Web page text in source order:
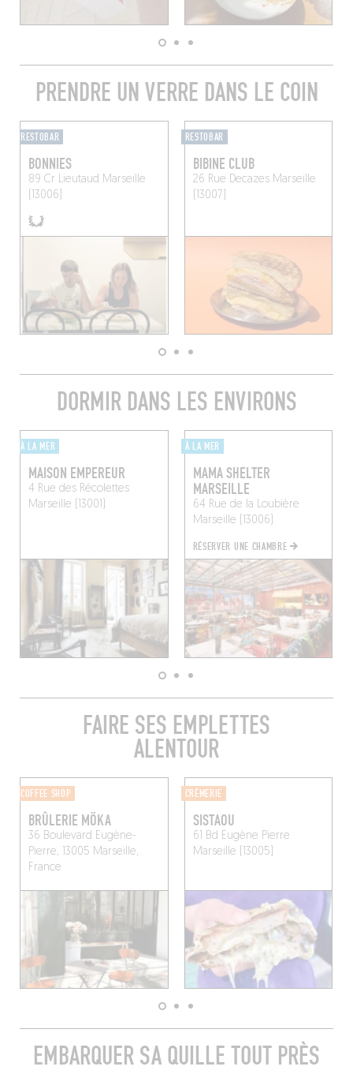
PRENDRE UN VERRE DANS LE COIN
RESTOBAR
BONNIES
89 Cr Lieutaud Marseille
(13006)
RESTOBAR
BIBINE CLUB
26 Rue DecazesMarseille
(13007)
DORMIR DANS LES ENVIRONS
À LA MER
MAISON EMPEREUR
4 Rue des Récolettes
Marseille (13001)
À LA MER
MAMA SHELTER
MARSEILLE
64 Rue de la Loubière
Marseille (13006)
RÉSERVER UNE CHAMBRE
FAIRE SES EMPLETTES
ALENTOUR
COFFEE SHOP
BRÛLERIE MÖKA
36 Boulevard Eugène-
Pierre, 13005 Marseille,
France
CRÈMERIE
SISTAOU
61 Bd Eugène Pierre
Marseille (13005)
EMBARQUER SA QUILLE TOUT PRÈS